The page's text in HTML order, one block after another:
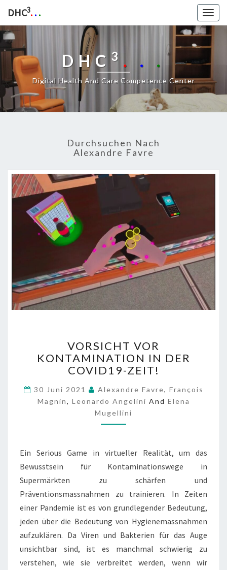
DHC3. . .
DHC 3 . . .
Digital Health And Care Competence Center
Durchsuchen Nach
Alexandre Favre
O
R
S
C
H
T
V
K
O
T
M
I
N
A
VORSICHT VOR
KONTAMINATION IN DER
COVID19-ZEIT!
30 Juni 2021 Alexandre Favre, François
Magnin, Leonardo Angelini And Elena
Mugellini
Ein Serious Game in virtueller Realität, um das
Bewusstsein für Kontaminationswege in
Supermärkten zu schärfen und
Präventionsmassnahmen zu trainieren. In Zeiten
einer Pandemie ist es von grundlegender Bedeutung,
jeden über die Bedeutung von Hygienemassnahmen
aufzuklären. Da Viren und Bakterien für das Auge
unsichtbar sind, ist es manchmal schwierig zu
verstehen, wie sie verbreitet werden, wenn wir